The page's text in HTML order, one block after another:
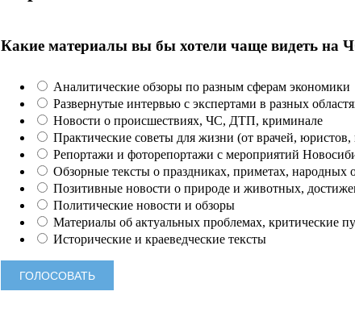
Какие материалы вы бы хотели чаще видеть
Аналитические обзоры по разным сферам экономики
Развернутые интервью с экспертами в разных
Новости о происшествиях, ЧС, ДТП, криминале
Практические советы для жизни (от врачей, юристов,
Репортажи и фоторепортажи с мероприятий
Обзорные тексты о праздниках, приметах, народных
Позитивные новости о природе и животных,
Политические новости и обзоры
Материалы об актуальных проблемах, критические
Исторические и краеведческие тексты